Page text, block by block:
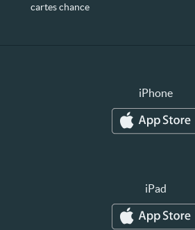
cartes chance
iPhone
iPad